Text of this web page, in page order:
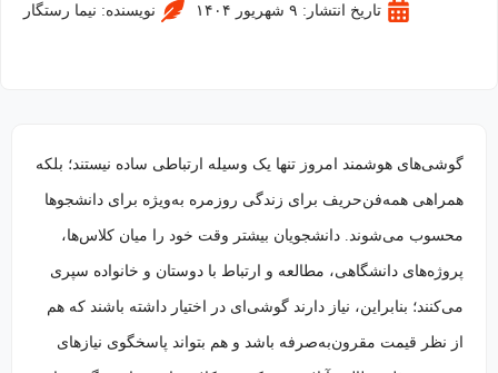
تاریخ انتشار: ۹ شهریور ۱۴۰۴ نویسنده:نیما رستگار
گوشی‌های هوشمند امروز تنها یک وسیله ارتباطی ساده نیستند؛ بلکه
همراهی همه‌فن‌حریف برای زندگی روزمره به‌ویژه برای دانشجوها
محسوب می‌شوند. دانشجویان بیشتر وقت خود را میان کلاس‌ها،
پروژه‌های دانشگاهی، مطالعه و ارتباط با دوستان و خانواده سپری
می‌کنند؛ بنابراین، نیاز دارند گوشی‌ای در اختیار داشته باشند که هم
از نظر قیمت مقرون‌به‌صرفه باشد و هم بتواند پاسخگوی نیازهای